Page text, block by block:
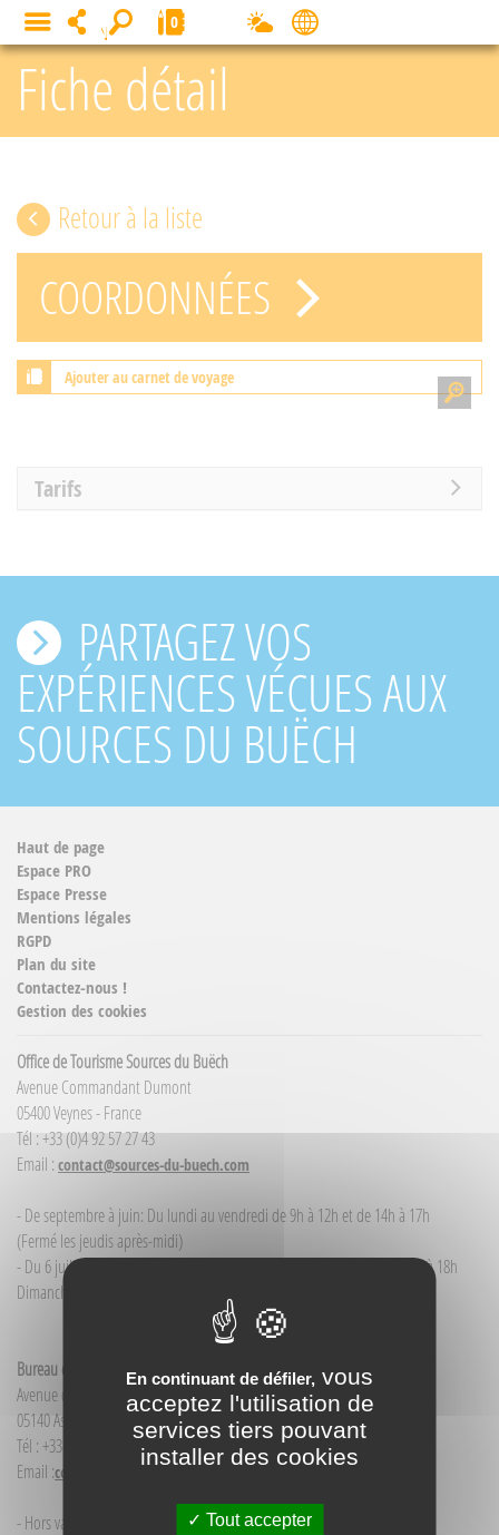
Fiche détail
Retour à la liste
COORDONNÉES
Ajouter au carnet de voyage
Tarifs
PARTAGEZ VOS
EXPÉRIENCES VÉCUES AUX
SOURCES DU BUËCH
Haut de page
Espace PRO
Espace Presse
Mentions légales
RGPD
Plan du site
Contactez-nous !
Gestion des cookies
Office de Tourisme Sources du Buëch
Avenue Commandant Dumont
05400 Veynes - France
Tél : +33 (0)4 92 57 27 43
Email : contact@sources-du-buech.com
- De septembre à juin: Du lundi au vendredi de 9h à 12h et de 14h à 17h
(Fermé les jeudis après-midi)
- Du 6 juillet / au 30 août : du lundi au samedi de 9h à 12h00 et de 14h à 18h
Dimanche et jour férié : 9h à 12h00
Bureau d'Informations touristiques Aspres-sur-Buëch
Avenue de la Gare
05140 Aspres-sur-Buëch - France
Tél : +33(0)4 92 58 68 88
Email :contact@sources-du-buech.com
- Hors vacances d'été : mardi de 9h30 à 12h00
MENU 0
Panneau de gestion des cookies
En continuant de défiler, vous
acceptez l'utilisation de
services tiers pouvant
installer des cookies
Tout accepter